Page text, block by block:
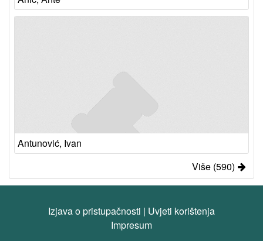
Antunović, Ivan
Više (590)
Izjava o pristupačnosti | Uvjeti korištenja
Impresum